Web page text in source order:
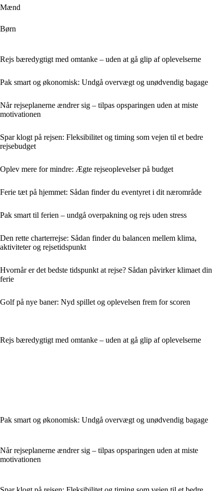
Mænd
Børn
Rejs bæredygtigt med omtanke – uden at gå glip af oplevelserne
Pak smart og økonomisk: Undgå overvægt og unødvendig bagage
Når rejseplanerne ændrer sig – tilpas opsparingen uden at miste
motivationen
Spar klogt på rejsen: Fleksibilitet og timing som vejen til et bedre
rejsebudget
Oplev mere for mindre: Ægte rejseoplevelser på budget
Ferie tæt på hjemmet: Sådan finder du eventyret i dit nærområde
Pak smart til ferien – undgå overpakning og rejs uden stress
Den rette charterrejse: Sådan finder du balancen mellem klima,
aktiviteter og rejsetidspunkt
Hvornår er det bedste tidspunkt at rejse? Sådan påvirker klimaet din
ferie
Golf på nye baner: Nyd spillet og oplevelsen frem for scoren
Rejs bæredygtigt med omtanke – uden at gå glip af oplevelserne
Pak smart og økonomisk: Undgå overvægt og unødvendig bagage
Når rejseplanerne ændrer sig – tilpas opsparingen uden at miste
motivationen